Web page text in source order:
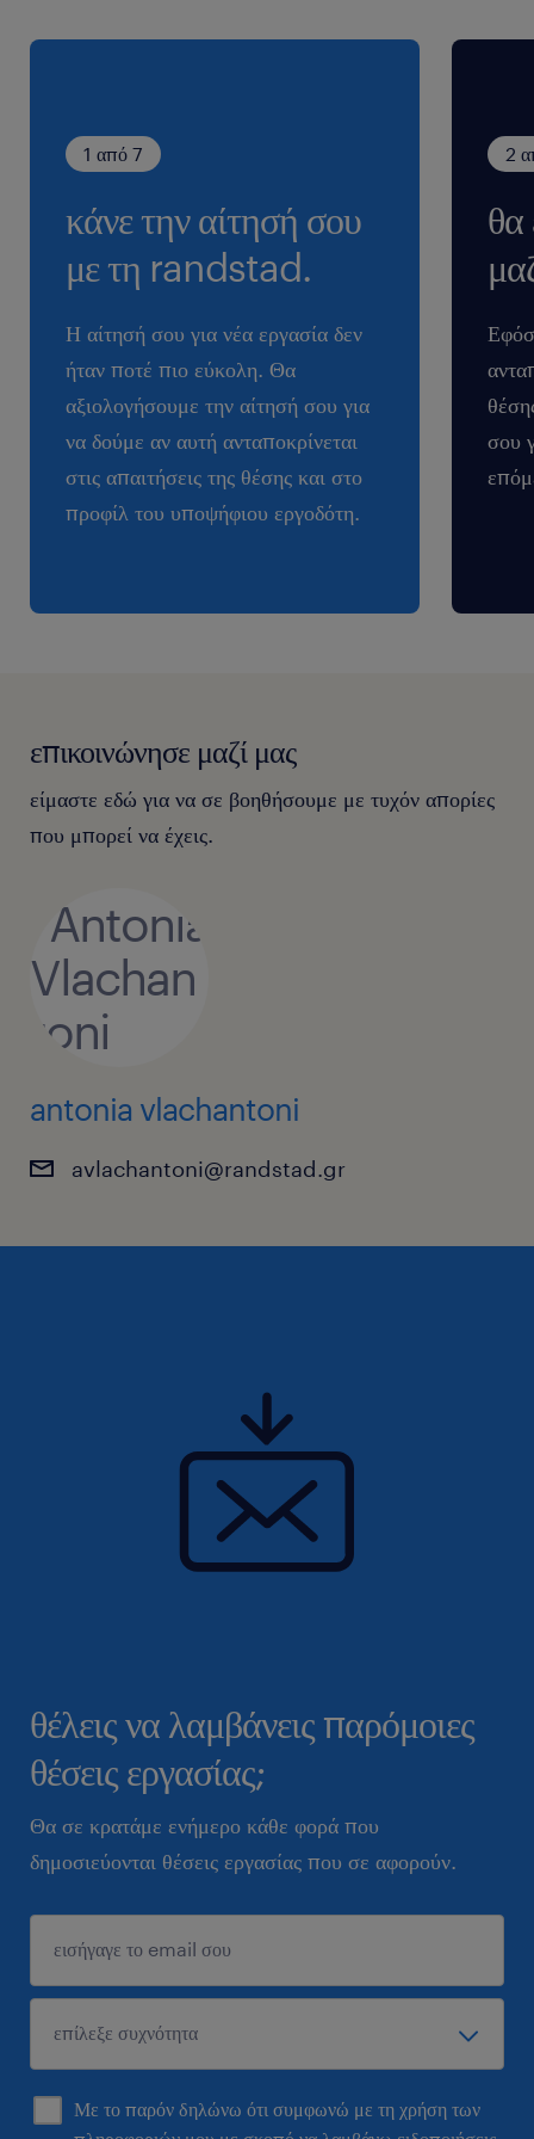
1 από 7
κάνε την αίτησή σου
με τη randstad.
Η αίτησή σου για νέα εργασία δεν
ήταν ποτέ πιο εύκολη. Θα
αξιολογήσουμε την αίτησή σου για
να δούμε αν αυτή ανταποκρίνεται
στις απαιτήσεις της θέσης και στο
προφίλ του υποψήφιου εργοδότη.
2
θα
σου
επικοινώνησε μαζί μας
είμαστε εδώ για να σε βοηθήσουμε με τυχόν απορίες
που μπορεί να έχεις.
antonia vlachantoni
avlachantoni@randstad.gr
θέλεις να λαμβάνεις παρόμοιες
θέσεις εργασίας;
Θα σε κρατάμε ενήμερο κάθε φορά που
δημοσιεύονται θέσεις εργασίας που σε αφορούν.
Με το παρόν δηλώνω ότι συμφωνώ με τη χρήση των